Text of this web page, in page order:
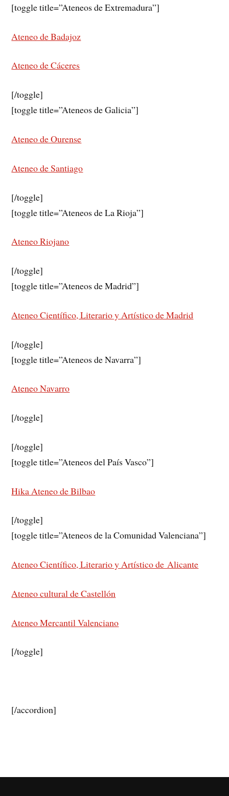
[toggle title=”Ateneos de Extremadura”]
Ateneo de Badajoz
Ateneo de Cáceres
[/toggle]
[toggle title=”Ateneos de Galicia”]
Ateneo de Ourense
Ateneo de Santiago
[/toggle]
[toggle title=”Ateneos de La Rioja”]
Ateneo Riojano
[/toggle]
[toggle title=”Ateneos de Madrid”]
Ateneo Científico, Literario y Artístico de Madrid
[/toggle]
[toggle title=”Ateneos de Navarra”]
Ateneo Navarro
[/toggle]
[/toggle]
[toggle title=”Ateneos del País Vasco”]
Hika Ateneo de Bilbao
[/toggle]
[toggle title=”Ateneos de la Comunidad Valenciana”]
Ateneo Científico, Literario y Artístico de Alicante
Ateneo cultural de Castellón
Ateneo Mercantil Valenciano
[/toggle]
[/accordion]